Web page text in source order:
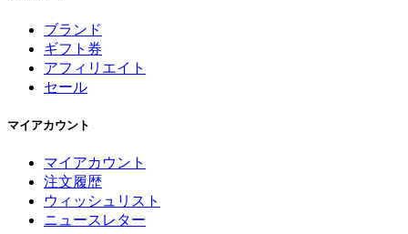
ブランド
ギフト券
アフィリエイト
セール
マイアカウント
マイアカウント
注文履歴
ウィッシュリスト
ニュースレター